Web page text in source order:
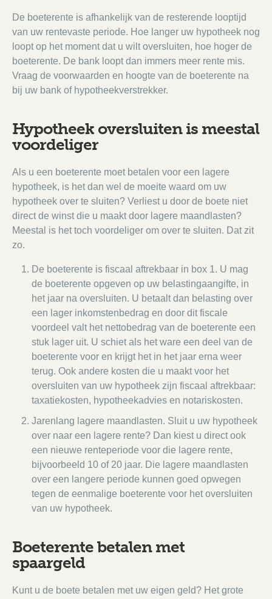
De boeterente is afhankelijk van de resterende looptijd
van uw rentevaste periode. Hoe langer uw hypotheek nog
loopt op het moment dat u wilt oversluiten, hoe hoger de
boeterente. De bank loopt dan immers meer rente mis.
Vraag de voorwaarden en hoogte van de boeterente na
bij uw bank of hypotheekverstrekker.
Hypotheek oversluiten is meestal
voordeliger
Als u een boeterente moet betalen voor een lagere
hypotheek, is het dan wel de moeite waard om uw
hypotheek over te sluiten? Verliest u door de boete niet
direct de winst die u maakt door lagere maandlasten?
Meestal is het toch voordeliger om over te sluiten. Dat zit
zo.
De boeterente is fiscaal aftrekbaar in box 1. U mag
de boeterente opgeven op uw belastingaangifte, in
het jaar na oversluiten. U betaalt dan belasting over
een lager inkomstenbedrag en door dit fiscale
voordeel valt het nettobedrag van de boeterente een
stuk lager uit. U schiet als het ware een deel van de
boeterente voor en krijgt het in het jaar erna weer
terug. Ook andere kosten die u maakt voor het
oversluiten van uw hypotheek zijn fiscaal aftrekbaar:
taxatiekosten, hypotheekadvies en notariskosten.
Jarenlang lagere maandlasten. Sluit u uw hypotheek
over naar een lagere rente? Dan kiest u direct ook
een nieuwe renteperiode voor die lagere rente,
bijvoorbeeld 10 of 20 jaar. Die lagere maandlasten
over een langere periode kunnen goed opwegen
tegen de eenmalige boeterente voor het oversluiten
van uw hypotheek.
Boeterente betalen met
spaargeld
Kunt u de boete betalen met uw eigen geld? Het grote